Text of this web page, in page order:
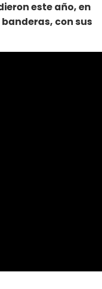
este año, en
con sus